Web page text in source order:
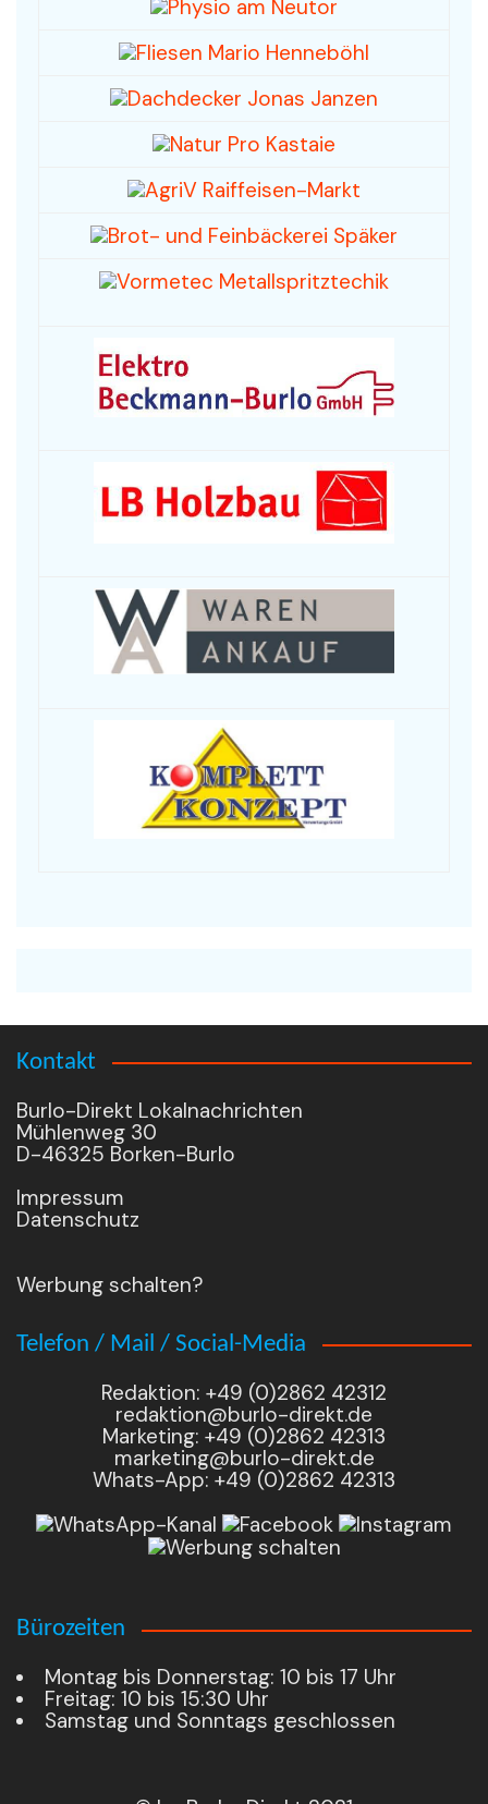
Kontakt
Burlo-Direkt Lokalnachrichten
Mühlenweg 30
D-46325 Borken-Burlo
Impressum
Datenschutz
Werbung schalten?
Telefon / Mail / Social-Media
Redaktion: +49 (0)2862 42312
redaktion@burlo-direkt.de
Marketing: +49 (0)2862 42313
marketing@burlo-direkt.de
Whats-App: +49 (0)2862 42313
Bürozeiten
Montag bis Donnerstag: 10 bis 17 Uhr
Freitag: 10 bis 15:30 Uhr
Samstag und Sonntags geschlossen